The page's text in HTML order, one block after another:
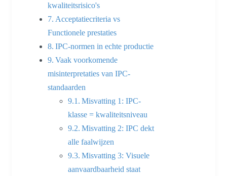
kwaliteitsrisico's
Acceptatiecriteria vs
Functionele prestaties
IPC-normen in echte productie
Vaak voorkomende
misinterpretaties van IPC-
standaarden
Misvatting 1: IPC-
klasse = kwaliteitsniveau
Misvatting 2: IPC dekt
alle faalwijzen
Misvatting 3: Visuele
aanvaardbaarheid staat